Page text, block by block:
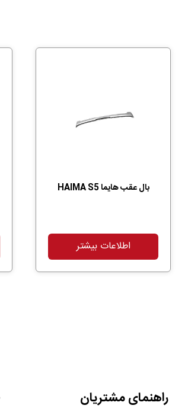
بال عقب هایما HAIMA S5
اطلاعات بیشتر
راهنمای مشتریان